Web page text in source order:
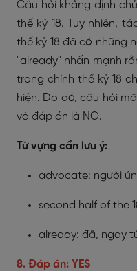
Câu hỏi khẳng định
thế kỷ 18. Tuy nhiên,
thế kỷ 18 đã có những
"already" nhấn mạnh
trong chính thế kỷ 18
hiện. Do đó, câu hỏi
và đáp án là NO.
Từ vựng cần lưu ý:
advocate: người
second half of the
already: đã, ngay
8. Đáp án: YES